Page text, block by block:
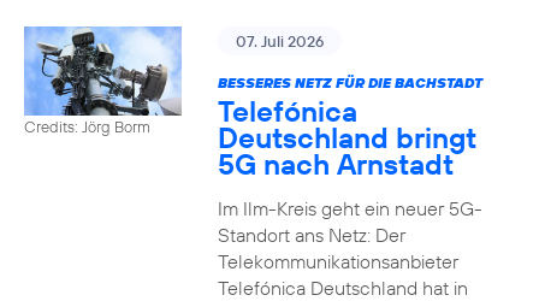
Credits: Jörg Borm
07. Juli 2026
BESSERES NETZ FÜR DIE BACHSTADT
Telefónica
Deutschland bringt
5G nach Arnstadt
Im Ilm-Kreis geht ein neuer 5G-
Standort ans Netz: Der
Telekommunikationsanbieter
Telefónica Deutschland hat in